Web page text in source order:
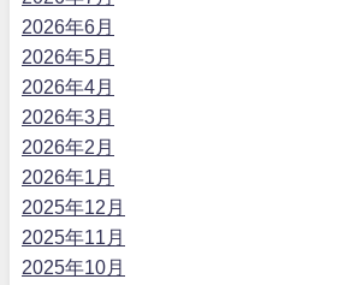
2026年6月
2026年5月
2026年4月
2026年3月
2026年2月
2026年1月
2025年12月
2025年11月
2025年10月